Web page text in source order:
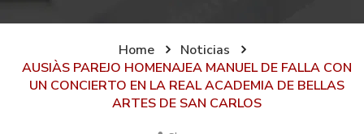
Home
Noticias
AUSIÀS PAREJO HOMENAJEA MANUEL DE FALLA CON
UN CONCIERTO EN LA REAL ACADEMIA DE BELLAS
ARTES DE SAN CARLOS